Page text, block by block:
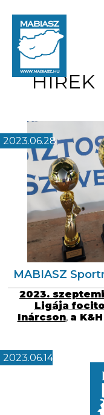
HÍREK
2023.06.28
MABIASZ
2023.
Ligája
Inárcson, a
2023.06.14